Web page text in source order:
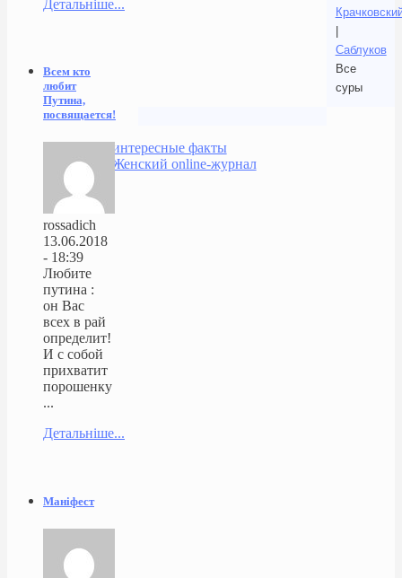
Саблуков
Все
суры
интересные факты
Женский online-журнал
Детальніше...
Всем кто
любит
Путина,
посвящается!
rossadich
13.06.2018
- 18:39
Любите
путина :
он Вас
всех в рай
определит!
И с собой
прихватит
порошенку
...
Детальніше...
Маніфест